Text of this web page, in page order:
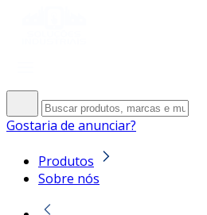
Gostaria de anunciar?
Produtos
Sobre nós